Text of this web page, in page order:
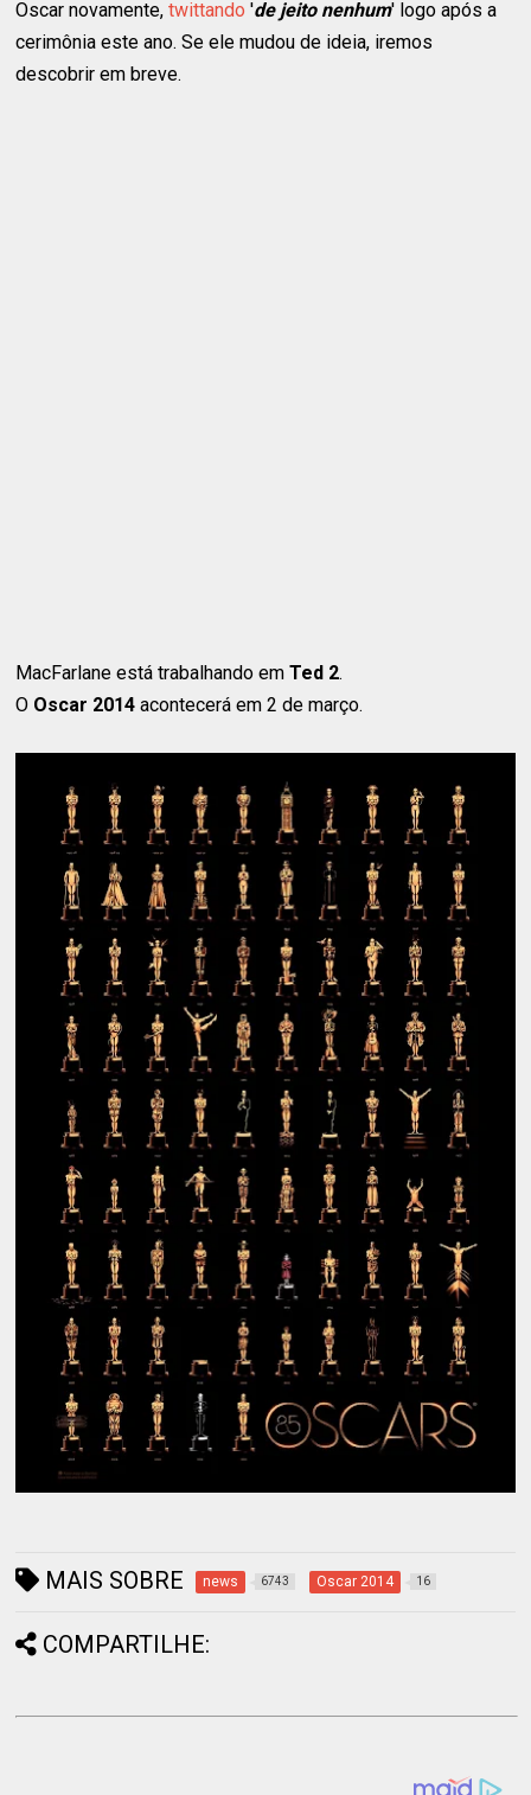
Oscar novamente,twittando 'de jeito nenhum' logo após a
cerimônia este ano. Se ele mudou de ideia, iremos
descobrir em breve.
MacFarlane está trabalhando emTed 2.
O Oscar 2014 acontecerá em 2 de março.
MAIS SOBRE news 6743 Oscar 2014 16
COMPARTILHE: